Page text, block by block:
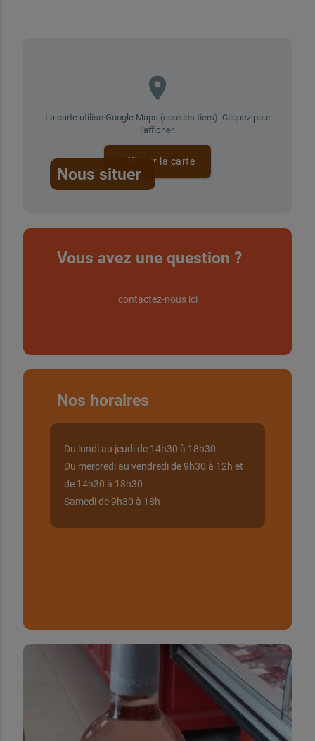
place
La carte utilise Google Maps (cookies tiers). Cliquez pour
l'afficher.
Afficher la carte
Nous situer
Vous avez une question ?
contactez-nous ici
Nos horaires
Du lundi au jeudi de 14h30 à 18h30
Du mercredi au vendredi de 9h30 à 12h et
de 14h30 à 18h30
Samedi de 9h30 à 18h